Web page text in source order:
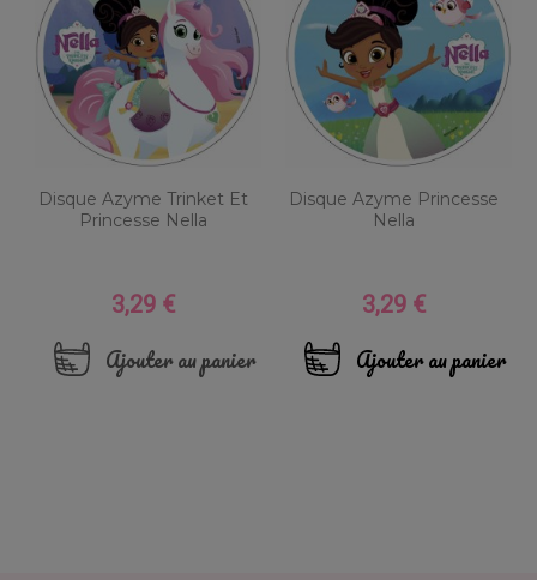
Disque Azyme Trinket Et
Princesse Nella
Prix
3,29 €
Ajouter au panier
Disque Azyme Princesse
Nella
Prix
3,29 €
Ajouter au panier